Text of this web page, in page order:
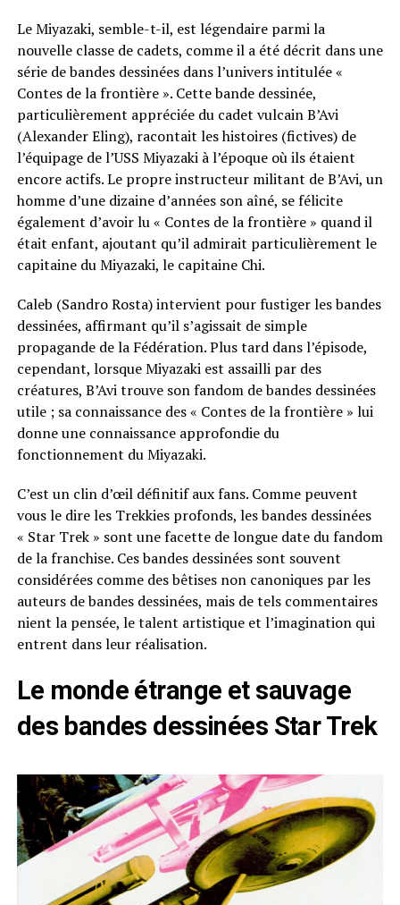
Le Miyazaki, semble-t-il, est légendaire parmi la
nouvelle classe de cadets, comme il a été décrit dans une
série de bandes dessinées dans l’univers intitulée «
Contes de la frontière ». Cette bande dessinée,
particulièrement appréciée du cadet vulcain B’Avi
(Alexander Eling), racontait les histoires (fictives) de
l’équipage de l’USS Miyazaki à l’époque où ils étaient
encore actifs. Le propre instructeur militant de B’Avi, un
homme d’une dizaine d’années son aîné, se félicite
également d’avoir lu « Contes de la frontière » quand il
était enfant, ajoutant qu’il admirait particulièrement le
capitaine du Miyazaki, le capitaine Chi.
Caleb (Sandro Rosta) intervient pour fustiger les bandes
dessinées, affirmant qu’il s’agissait de simple
propagande de la Fédération. Plus tard dans l’épisode,
cependant, lorsque Miyazaki est assailli par des
créatures, B’Avi trouve son fandom de bandes dessinées
utile ; sa connaissance des « Contes de la frontière » lui
donne une connaissance approfondie du
fonctionnement du Miyazaki.
C’est un clin d’œil définitif aux fans. Comme peuvent
vous le dire les Trekkies profonds, les bandes dessinées
« Star Trek » sont une facette de longue date du fandom
de la franchise. Ces bandes dessinées sont souvent
considérées comme des bêtises non canoniques par les
auteurs de bandes dessinées, mais de tels commentaires
nient la pensée, le talent artistique et l’imagination qui
entrent dans leur réalisation.
Le monde étrange et sauvage
des bandes dessinées Star Trek